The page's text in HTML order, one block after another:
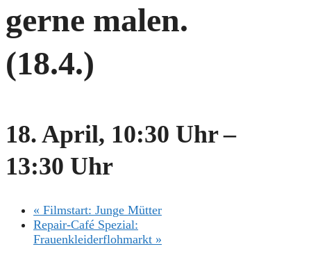
gerne malen.
(18.4.)
18. April, 10:30 Uhr–
13:30 Uhr
« Filmstart: Junge Mütter
Repair-Café Spezial:
Frauenkleiderflohmarkt »